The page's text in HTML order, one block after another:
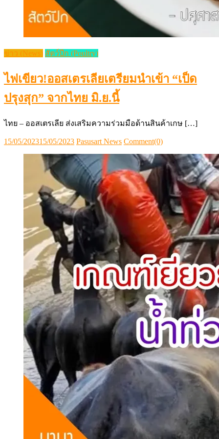
ข่าว (News) สัตว์ปีก (Poultry)
ไฟเขียว!ออสเตรเลียเตรียมนำเข้า “เป็ด
ปรุงสุก” จากไทย มิ.ย.นี้
ไทย – ออสเตรเลีย ส่งเสริมความร่วมมือด้านสินค้าเกษ […]
Posted
15/05/202315/05/2023 Author
Pasusart News Comment(0)